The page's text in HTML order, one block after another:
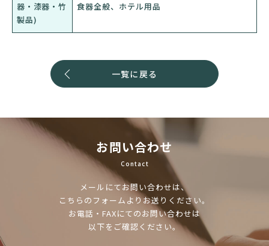
器・漆器・竹
製品)
食器全般、ホテル用品
一覧に戻る
お問い合わせ
Contact
メールにてお問い合わせは、
こちらのフォームよりお送りください。
お電話・FAXにてのお問い合わせは
以下をご確認ください。